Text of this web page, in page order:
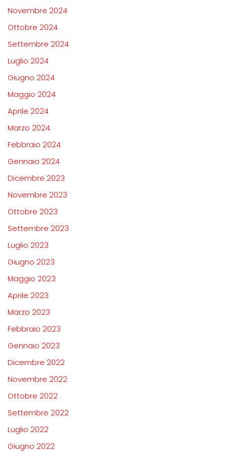
Novembre 2024
Ottobre 2024
Settembre 2024
Luglio 2024
Giugno 2024
Maggio 2024
Aprile 2024
Marzo 2024
Febbraio 2024
Gennaio 2024
Dicembre 2023
Novembre 2023
Ottobre 2023
Settembre 2023
Luglio 2023
Giugno 2023
Maggio 2023
Aprile 2023
Marzo 2023
Febbraio 2023
Gennaio 2023
Dicembre 2022
Novembre 2022
Ottobre 2022
Settembre 2022
Luglio 2022
Giugno 2022